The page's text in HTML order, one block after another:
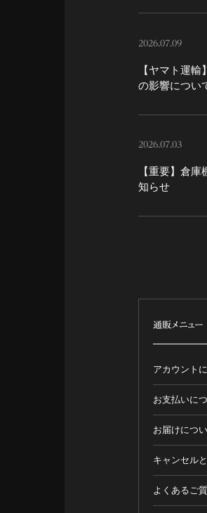
2026.07.09
【ヤマト運
の影響につい
2026.07.03
【重要】倉
知らせ
通販メニュー
アカウント
お支払いに
お届けにつ
キャンセル
よくあるご